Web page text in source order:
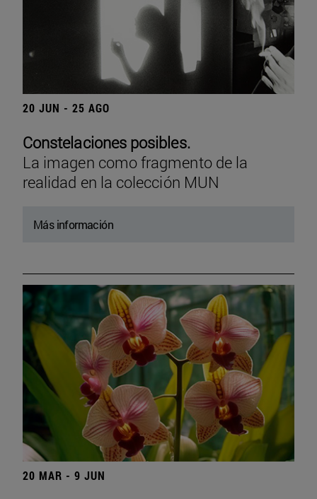
20 JUN - 25 AGO
Constelaciones posibles.
La imagen como fragmento de la
realidad en la colección MUN
Más información
20 MAR - 9 JUN